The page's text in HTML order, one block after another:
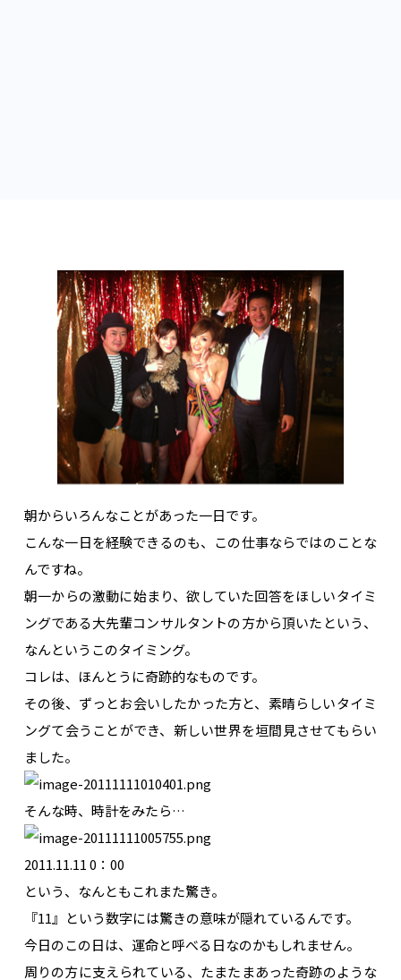
朝からいろんなことがあった一日です。
こんな一日を経験できるのも、この仕事ならではのことな
んですね。
朝一からの激動に始まり、欲していた回答をほしいタイミ
ングである大先輩コンサルタントの方から頂いたという、
なんというこのタイミング。
コレは、ほんとうに奇跡的なものです。
その後、ずっとお会いしたかった方と、素晴らしいタイミ
ングて会うことができ、新しい世界を垣間見させてもらい
ました。
そんな時、時計をみたら…
2011.11.11 0：00
という、なんともこれまた驚き。
『11』という数字には驚きの意味が隠れているんです。
今日のこの日は、運命と呼べる日なのかもしれません。
周りの方に支えられている、たまたまあった奇跡のような